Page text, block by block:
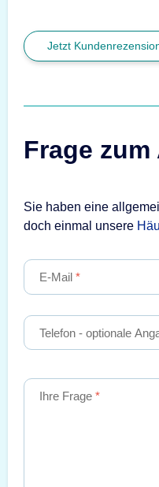
Jetzt
Frage
Sie haben eine
doch einmal unsere
E-Mail
Telefon - optionale
Ihre Frage